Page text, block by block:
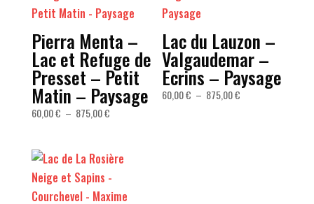
Pierra Menta –
Lac et Refuge de
Presset – Petit
Matin – Paysage
60,00€ – 875,00€Plage
60,00 €
à
875,00 €
Lac du Lauzon –
Valgaudemar –
Ecrins – Paysage
60,00€ – 875,00€